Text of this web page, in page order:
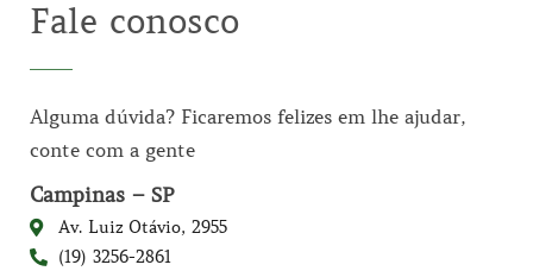
Fale conosco
Alguma dúvida? Ficaremos felizes em lhe ajudar,
conte com a gente
Campinas – SP
Av. Luiz Otávio, 2955
(19) 3256-2861